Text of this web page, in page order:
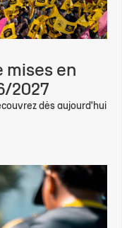
mises en
2027
dès aujourd'hui